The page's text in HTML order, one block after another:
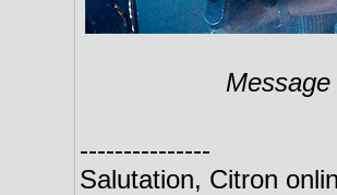
---------------
Salutation, Citron